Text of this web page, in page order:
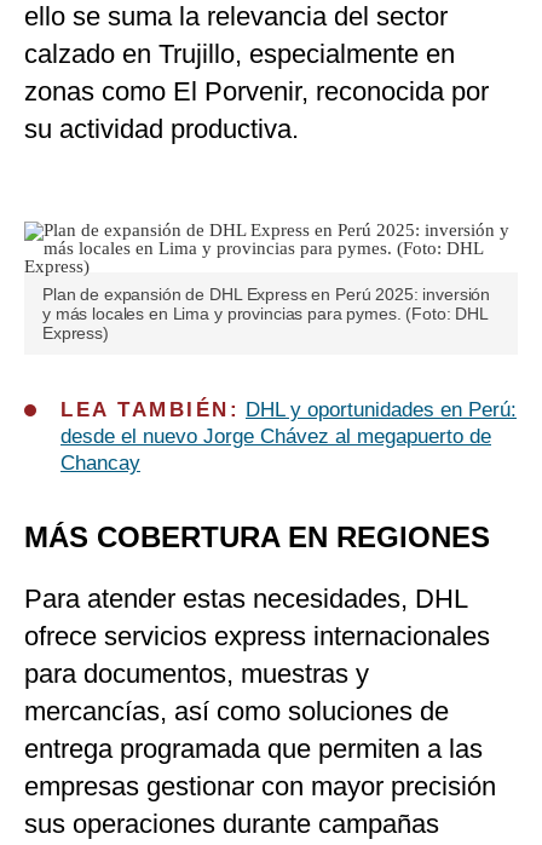
ello se suma la relevancia del sector
calzado en Trujillo, especialmente en
zonas como El Porvenir, reconocida por
su actividad productiva.
Plan de expansión de DHL Express en Perú 2025: inversión
y más locales en Lima y provincias para pymes. (Foto: DHL
Express)
LEA TAMBIÉN:
DHL y oportunidades en Perú:
desde el nuevo Jorge Chávez al megapuerto de
Chancay
MÁS COBERTURA EN REGIONES
Para atender estas necesidades, DHL
ofrece servicios express internacionales
para documentos, muestras y
mercancías, así como soluciones de
entrega programada que permiten a las
empresas gestionar con mayor precisión
sus operaciones durante campañas